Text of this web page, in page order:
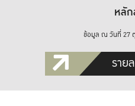
หลั
ข้อมูล ณ วันที่ 27
ราย